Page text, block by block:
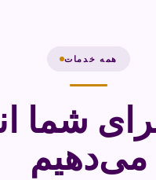
همه خدمات
شما
می‌دهیم